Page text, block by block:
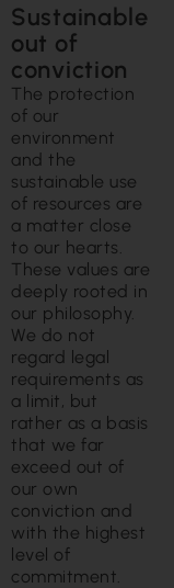
Sustainable
out of
conviction
The protection
of our
environment
and the
sustainable use
of resources are
a matter close
to our hearts.
These values are
deeply rooted in
our philosophy.
We do not
regard legal
requirements as
a limit, but
rather as a basis
that we far
exceed out of
our own
conviction and
with the highest
level of
commitment.